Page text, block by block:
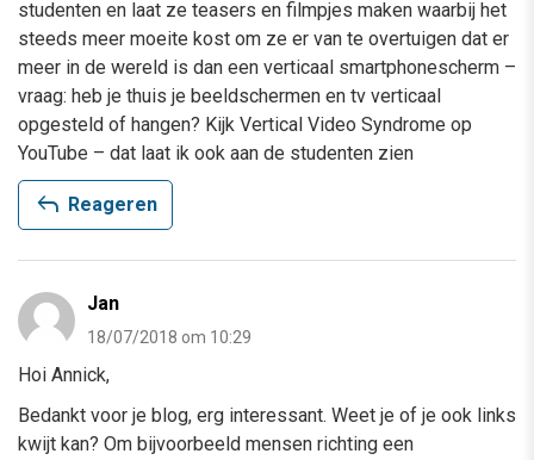
studenten en laat ze teasers en filmpjes maken waarbij het
steeds meer moeite kost om ze er van te overtuigen dat er
meer in de wereld is dan een verticaal smartphonescherm –
vraag: heb je thuis je beeldschermen en tv verticaal
opgesteld of hangen? Kijk Vertical Video Syndrome op
YouTube – dat laat ik ook aan de studenten zien
reply Reageren
Jan
18/07/2018 om 10:29
Hoi Annick,
Bedankt voor je blog, erg interessant. Weet je of je ook links
kwijt kan? Om bijvoorbeeld mensen richting een